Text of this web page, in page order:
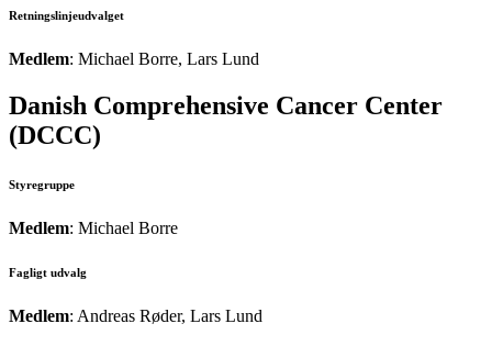
Retningslinjeudvalget
Medlem: Michael Borre, Lars Lund
Danish Comprehensive Cancer Center
(DCCC)
Styregruppe
Medlem: Michael Borre
Fagligt udvalg
Medlem: Andreas Røder, Lars Lund